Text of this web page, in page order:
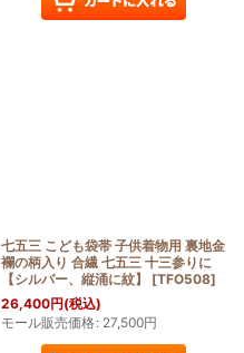
七五三 こども袋帯 子供着物用 裏地金
襴の柄入り 合繊 七五三 十三参りに
【シルバー、縦涌に紋】
[TFO508]
26,400円(税込)
モール販売価格: 27,500円